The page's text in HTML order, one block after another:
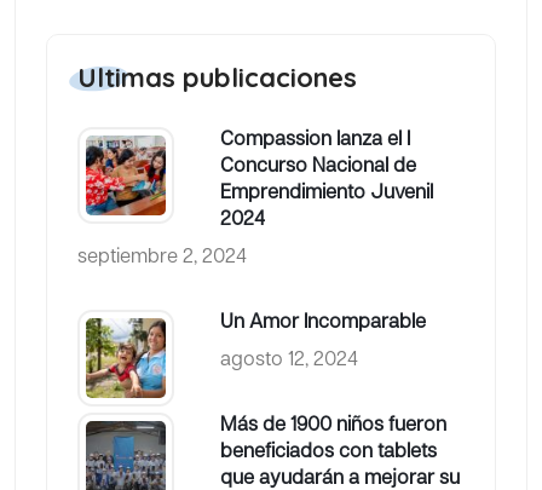
Ultimas publicaciones
Compassion lanza el I
Concurso Nacional de
Emprendimiento Juvenil
2024
septiembre 2, 2024
Un Amor Incomparable
agosto 12, 2024
Más de 1900 niños fueron
beneficiados con tablets
que ayudarán a mejorar su